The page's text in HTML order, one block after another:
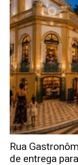
Rua
de entrega